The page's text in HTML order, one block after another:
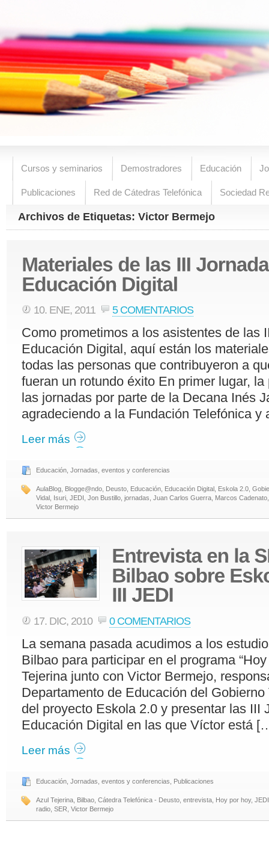
Cursos y seminarios Demostradores Educación
Publicaciones Red de Cátedras Telefónica Sociedad
Archivos de Etiquetas: Victor Bermejo
10. ENE, 2011 5 COMENTARIOS
Como prometimos a los asistentes de las
Educación Digital, aquí están los
todas las personas que contribuyeron a
fueran un rotundo éxito En primer lugar,
las jornadas por parte de la Decana Inés
agradeciendo a la Fundación Telefónica
Leer más
Educación Jornadas, eventos y conferencias
AulaBlog Blogge@ndo Deusto Educación Educación Digital Eskola 2.0
Vidal Isuri JEDI Jon Bustillo jornadas Juan Carlos Guerra Marcos Cadenato
Victor Bermejo
17. DIC, 2010 0 COMENTARIOS
La semana pasada acudimos a los
Bilbao para participar en el programa
Tejerina junto con Victor Bermejo,
Departamento de Educación del
del proyecto Eskola 2.0 y presentar las III
Educación Digital en las que Víctor está
Leer más
Educación Jornadas, eventos y conferencias Publicaciones
Azul Tejerina Bilbao Cátedra Telefónica - Deusto entrevista Hoy por hoy, JEDI
radio SER Victor Bermejo